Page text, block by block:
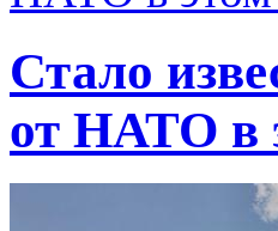
Стало
от НАТО в